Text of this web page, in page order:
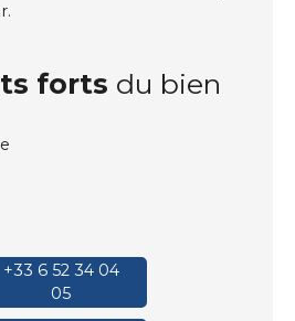
forts du bien
+33 6 52 34 04
05